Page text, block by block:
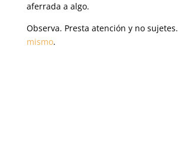
aferrada a algo.
Observa. Presta atención y no sujetes.
mismo.